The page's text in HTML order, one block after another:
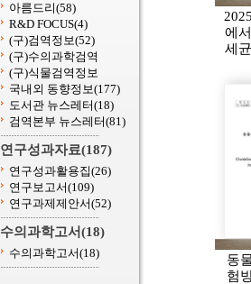
아름드리(58)
R&D FOCUS(4)
(구)검역정보(52)
(구)수의과학검역
(구)식물검역정보
국내외 동향정보(177)
도서관 뉴스레터(18)
검역본부 뉴스레터(81)
연구성과자료(187)
연구성과활용집(26)
연구보고서(109)
연구과제제안서(52)
수의과학고서(18)
수의과학고서(18)
에
세
동
험